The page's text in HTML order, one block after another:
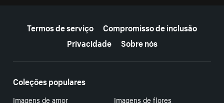
Termos de serviço
Compromisso de inclusão
Privacidade
Sobre nós
Coleções populares
Imagens de amor
Imagens de flores